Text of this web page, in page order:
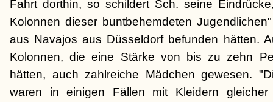
Fahrt dorthin, so schildert Sch. seine
Kolonnen dieser buntbehemdeten
aus Navajos aus Düsseldorf befunden hätten.
Kolonnen, die eine Stärke von bis zu zehn
hätten, auch zahlreiche Mädchen gewesen.
waren in einigen Fällen mit Kleidern